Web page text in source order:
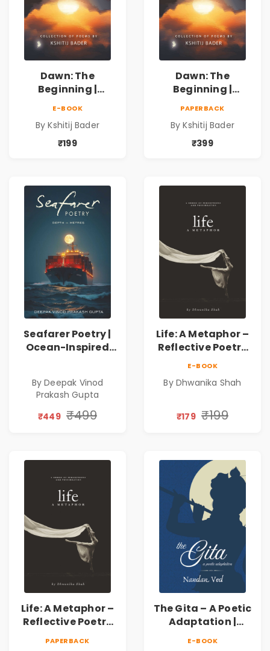
Dawn: The
Beginning |
Philosophical
Poems by Kshitij
E-BOOK
By Kshitij Bader
₹199
Dawn: The
Beginning |
Philosophical
Poems by Kshitij
PAPERBACK
By Kshitij Bader
₹399
Seafarer Poetry |
Ocean-Inspired
By Deepak Vinod
Prakash Gupta
₹449 ₹499
Life: A Metaphor –
Reflective Poetry
Silence & Self-
Journey Through
Dhwanika Shah
E-BOOK
By Dhwanika Shah
₹179 ₹199
Life: A Metaphor –
Reflective Poetry
PAPERBACK
The Gita – A Poetic
Adaptation |
E-BOOK